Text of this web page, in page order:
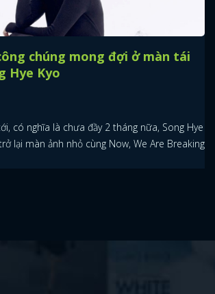
chúng mong đợi ở màn tái
Hye Kyo
có nghĩa là chưa đầy 2 tháng nữa, Song Hye
lại màn ảnh nhỏ cùng Now, We Are Breaking